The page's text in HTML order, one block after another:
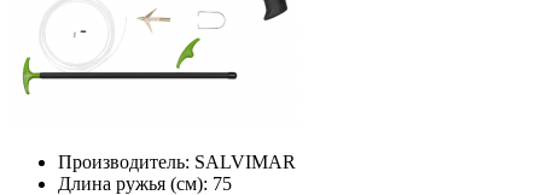
Производитель: SALVIMAR
Длина ружья (см): 75